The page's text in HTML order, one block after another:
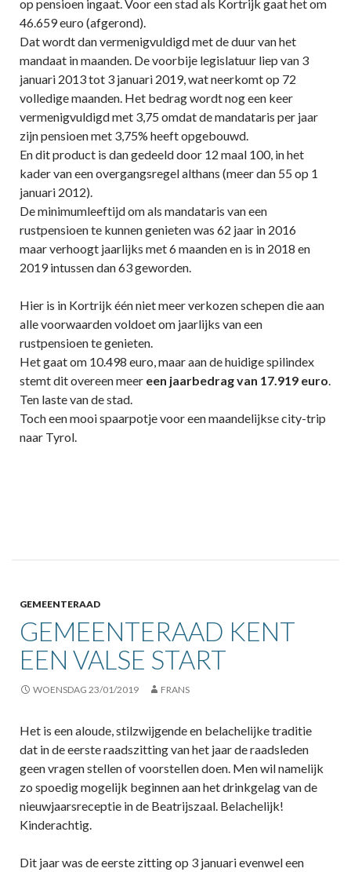
op pensioen ingaat. Voor een stad als Kortrijk gaat het om
46.659 euro (afgerond).
Dat wordt dan vermenigvuldigd met de duur van het
mandaat in maanden. De voorbije legislatuur liep van 3
januari 2013 tot 3 januari 2019, wat neerkomt op 72
volledige maanden. Het bedrag wordt nog een keer
vermenigvuldigd met 3,75 omdat de mandataris per jaar
zijn pensioen met 3,75% heeft opgebouwd.
En dit product is dan gedeeld door 12 maal 100, in het
kader van een overgangsregel althans (meer dan 55 op 1
januari 2012).
De minimumleeftijd om als mandataris van een
rustpensioen te kunnen genieten was 62 jaar in 2016
maar verhoogt jaarlijks met 6 maanden en is in 2018 en
2019 intussen dan 63 geworden.
Hier is in Kortrijk één niet meer verkozen schepen die aan
alle voorwaarden voldoet om jaarlijks van een
rustpensioen te genieten.
Het gaat om 10.498 euro, maar aan de huidige spilindex
stemt dit overeen meer een jaarbedrag van 17.919 euro.
Ten laste van de stad.
Toch een mooi spaarpotje voor een maandelijkse city-trip
naar Tyrol.
GEMEENTERAAD
GEMEENTERAAD KENT
EEN VALSE START
WOENSDAG 23/01/2019 FRANS
Het is een aloude, stilzwijgende en belachelijke traditie
dat in de eerste raadszitting van het jaar de raadsleden
geen vragen stellen of voorstellen doen. Men wil namelijk
zo spoedig mogelijk beginnen aan het drinkgelag van de
nieuwjaarsreceptie in de Beatrijszaal. Belachelijk!
Kinderachtig.
Dit jaar was de eerste zitting op 3 januari evenwel een